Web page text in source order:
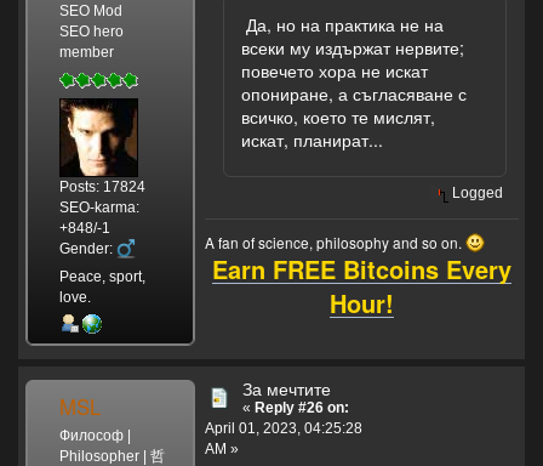
SEO Mod
SEO hero
member
Posts: 17824
SEO-karma:
+848/-1
Gender:
Peace, sport,
love.
Да, но на практика не на
всеки му издържат нервите;
повечето хора не искат
опониране, а съгласяване с
всичко, което те мислят,
искат, планират...
Logged
A fan of science, philosophy and so on.
Earn FREE Bitcoins Every
Hour!
MSL
Философ |
Philosopher | 哲
За мечтите
« Reply #26 on:
April 01, 2023, 04:25:28
AM »